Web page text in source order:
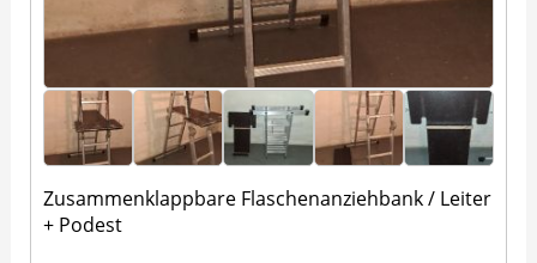
Zusammenklappbare Flaschenanziehbank / Leiter
+ Podest